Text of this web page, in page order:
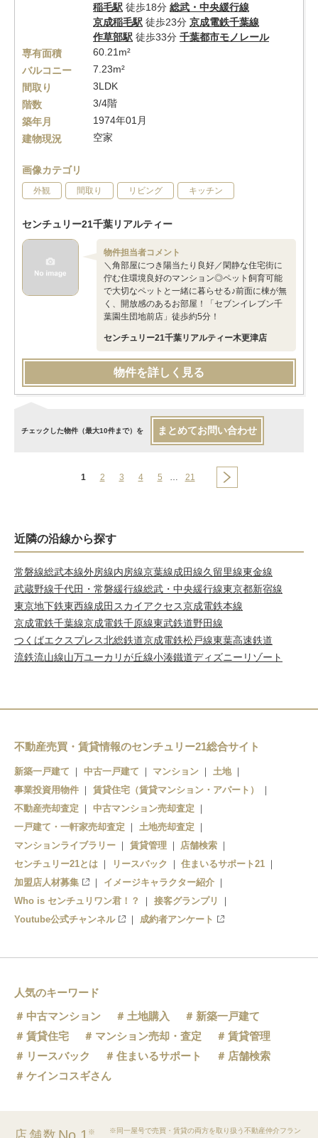
稲毛駅 徒歩18分 総武・中央緩行線
京成稲毛駅 徒歩23分 京成電鉄千葉線
作草部駅 徒歩33分 千葉都市モノレール
専有面積
60.21m²
バルコニー
7.23m²
間取り
3LDK
階数
3/4階
築年月
1974年01月
建物現況
空家
画像カテゴリ
外観 間取り リビング キッチン
センチュリー21千葉リアルティー
物件担当者コメント
＼角部屋につき陽当たり良好／閑静な住宅街に
佇む住環境良好のマンション◎ペット飼育可能
で大切なペットと一緒に暮らせる♪前面に棟が無
く、開放感のあるお部屋！「セブンイレブン千
葉園生団地前店」徒歩約5分！
センチュリー21千葉リアルティー木更津店
物件を詳しく見る
チェックした物件（最大10件まで）を まとめてお問い合わせ
1 2 3 4 5 … 21
近隣の沿線から探す
常磐線総武本線外房線内房線京葉線成田線久留里線東金線
武蔵野線千代田・常磐緩行線総武・中央緩行線東京都新宿線
東京地下鉄東西線成田スカイアクセス京成電鉄本線
京成電鉄千葉線京成電鉄千原線東武鉄道野田線
つくばエクスプレス北総鉄道京成電鉄松戸線東葉高速鉄道
流鉄流山線山万ユーカリが丘線小湊鐵道ディズニーリゾート
不動産売買・賃貸情報のセンチュリー21総合サイト
新築一戸建て 中古一戸建て マンション
土地
事業投資用物件
賃貸住宅（賃貸マンション・アパート）
不動産売却査定
中古マンション売却査定
一戸建て・一軒家売却査定
土地売却査定
マンションライブラリー
賃貸管理
店舗検索
センチュリー21とは
リースバック
住まいるサポート21
加盟店人材募集
イメージキャラクター紹介
Who is センチュリワン君！？
接客グランプリ
Youtube公式チャンネル
成約者アンケート
人気のキーワード
中古マンション
土地購入
新築一戸建て
賃貸住宅
マンション売却・査定
賃貸管理
リースバック
住まいるサポート
店舗検索
ケインコスギさん
店舗数 ※
※同一屋号で売買・賃貸の両方を取り扱う不動産仲介フラン